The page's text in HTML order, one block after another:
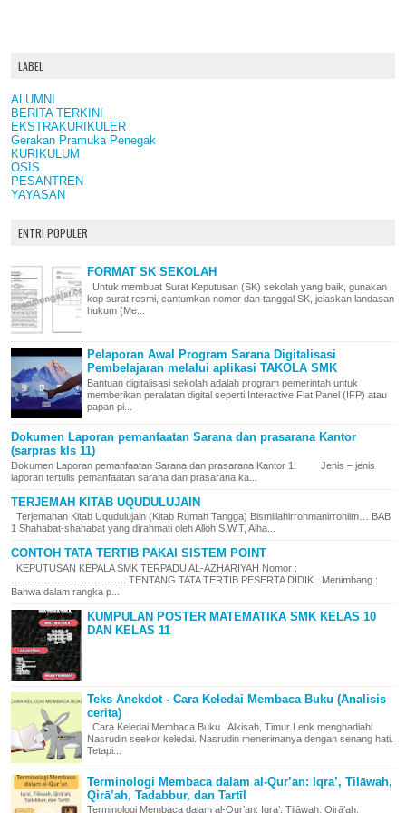
LABEL
ALUMNI
BERITA TERKINI
EKSTRAKURIKULER
Gerakan Pramuka Penegak
KURIKULUM
OSIS
PESANTREN
YAYASAN
ENTRI POPULER
FORMAT SK SEKOLAH
Untuk membuat Surat Keputusan (SK) sekolah yang baik, gunakan
kop surat resmi, cantumkan nomor dan tanggal SK, jelaskan landasan
hukum (Me...
Pelaporan Awal Program Sarana Digitalisasi
Pembelajaran melalui aplikasi TAKOLA SMK
Bantuan digitalisasi sekolah adalah program pemerintah untuk
memberikan peralatan digital seperti Interactive Flat Panel (IFP) atau
papan pi...
Dokumen Laporan pemanfaatan Sarana dan prasarana Kantor
(sarpras kls 11)
Dokumen Laporan pemanfaatan Sarana dan prasarana Kantor 1. Jenis – jenis
laporan tertulis pemanfaatan sarana dan prasarana ka...
TERJEMAH KITAB UQUDULUJAIN
Terjemahan Kitab Uqudulujain (Kitab Rumah Tangga) Bismillahirrohmanirrohiim… BAB
1 Shahabat-shahabat yang dirahmati oleh Alloh S.W.T, Alha...
CONTOH TATA TERTIB PAKAI SISTEM POINT
KEPUTUSAN KEPALA SMK TERPADU AL-AZHARIYAH Nomor :
…………………………….. TENTANG TATA TERTIB PESERTA DIDIK Menimbang :
Bahwa dalam rangka p...
KUMPULAN POSTER MATEMATIKA SMK KELAS 10
DAN KELAS 11
Teks Anekdot - Cara Keledai Membaca Buku (Analisis
cerita)
Cara Keledai Membaca Buku Alkisah, Timur Lenk menghadiahi
Nasrudin seekor keledai. Nasrudin menerimanya dengan senang hati.
Tetapi...
Terminologi Membaca dalam al-Qur’an: Iqra’, Tilāwah,
Qirā’ah, Tadabbur, dan Tartīl
Terminologi Membaca dalam al-Qur’an: Iqra’, Tilāwah, Qirā’ah,